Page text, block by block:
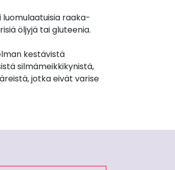
raaka-
öljyjä tai gluteenia.
kestävistä
silmämeikkikynistä,
jotka eivät varise